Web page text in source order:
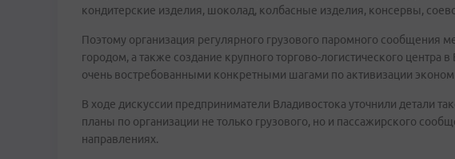
кондитерские изделия, шоколад, колбасные изделия, консервы,
Поэтому организация регулярного грузового паромного сообщения
городом, а также создание крупного торгово-логистического
очень востребованными конкретными шагами по активизации
В ходе дискуссии предприниматели Владивостока уточнили детали
планы по организации не только грузового, но и пассажирского
направлениях.